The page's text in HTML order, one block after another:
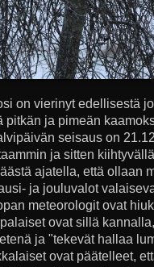
on vierinyt edellisestä
pitkän ja pimeän
seisaus on
ja sitten
ajatella, että ollaan
ja jouluvalot
meteorologit ovat
ovat sillä
ja "tekevät hallaa
ovat päätelleet,